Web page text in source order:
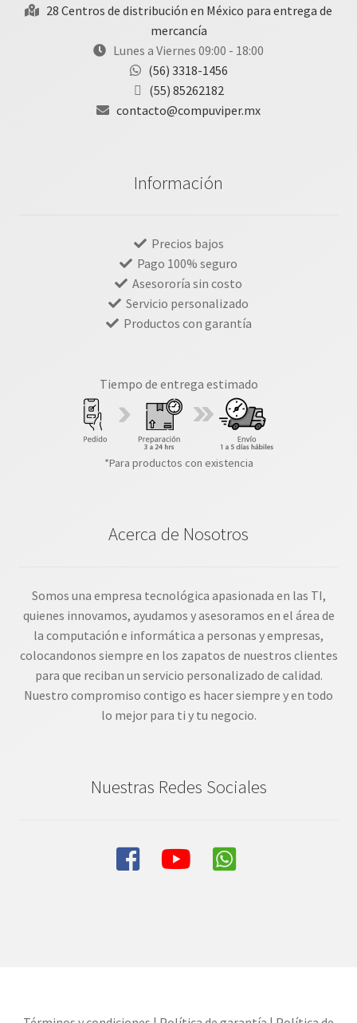
28 Centros de distribución en México para entrega de
mercancía
Lunes a Viernes 09:00 - 18:00
(56) 3318-1456
(55) 85262182
contacto@compuviper.mx
Información
Precios bajos
Pago 100% seguro
Asesororía sin costo
Servicio personalizado
Productos con garantía
Tiempo de entrega estimado
*Para productos con existencia
Acerca de Nosotros
Somos una empresa tecnológica apasionada en las TI,
quienes innovamos, ayudamos y asesoramos en el área de
la computación e informática a personas y empresas,
colocandonos siempre en los zapatos de nuestros clientes
para que reciban un servicio personalizado de calidad.
Nuestro compromiso contigo es hacer siempre y en todo
lo mejor para ti y tu negocio.
Nuestras Redes Sociales